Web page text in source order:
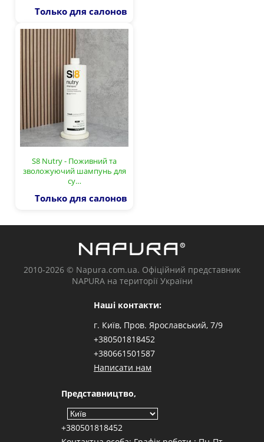
Только для салонов
S8 Nutry - Поживний та
зволожуючий шампунь для
су…
Только для салонов
2010-2026 © Napura.com.ua. Офіційний представник
NAPURA на території України
Наші контакти:
г. Київ, Пров. Ярославський, 7/9
+380501818452
+380661501587
Написати нам
Представництво,
+380501818452